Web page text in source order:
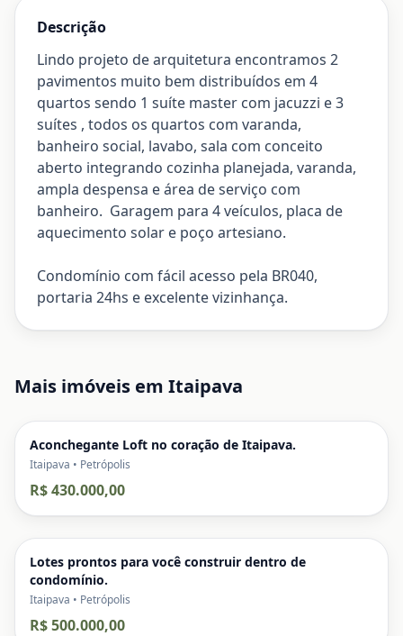
Descrição
Lindo projeto de arquitetura encontramos 2
pavimentos muito bem distribuídos em 4
quartos sendo 1 suíte master com jacuzzi e 3
suítes , todos os quartos com varanda,
banheiro social, lavabo, sala com conceito
aberto integrando cozinha planejada, varanda,
ampla despensa e área de serviço com
banheiro. Garagem para 4 veículos, placa de
aquecimento solar e poço artesiano.
Condomínio com fácil acesso pela BR040,
portaria 24hs e excelente vizinhança.
Mais imóveis em Itaipava
Aconchegante Loft no coração de Itaipava.
Itaipava • Petrópolis
R$ 430.000,00
Lotes prontos para você construir dentro de
condomínio.
Itaipava • Petrópolis
R$ 500.000,00